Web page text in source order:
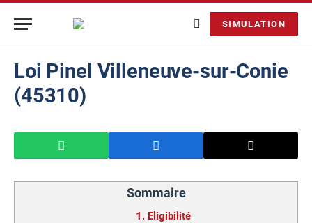
SIMULATION
Loi Pinel Villeneuve-sur-Conie
(45310)
Sommaire
1. Eligibilité